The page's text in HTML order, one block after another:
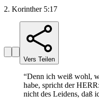
2. Korinther 5:17
Vers Teilen
“Denn ich weiß wohl,
habe, spricht der
nicht des Leidens, daß